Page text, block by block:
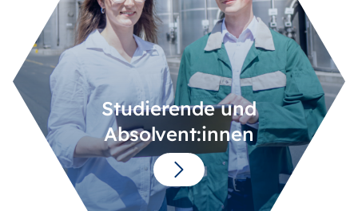
Studierende und
Absolvent:innen